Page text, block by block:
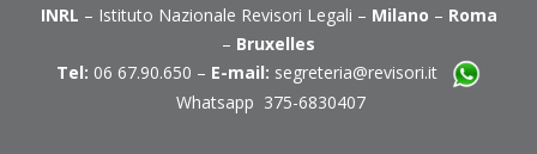
INRL – Istituto Nazionale Revisori Legali – Milano – Roma
– Bruxelles
Tel: 06 67.90.650 – E-mail: segreteria@revisori.it
Whatsapp 375-6830407